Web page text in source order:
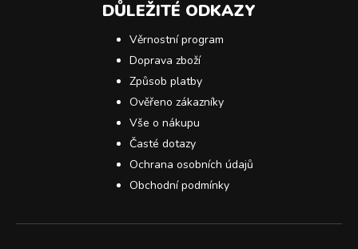
DŮLEŽITÉ ODKAZY
Věrnostní program
Doprava zboží
Způsob platby
Ověřeno zákazníky
Vše o nákupu
Časté dotazy
Ochrana osobních údajů
Obchodní podmínky